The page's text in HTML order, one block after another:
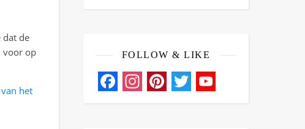
dat de
voor op
het
FOLLOW & LIKE
Facebook
Instagram
Pinterest
Twitter
YouTube